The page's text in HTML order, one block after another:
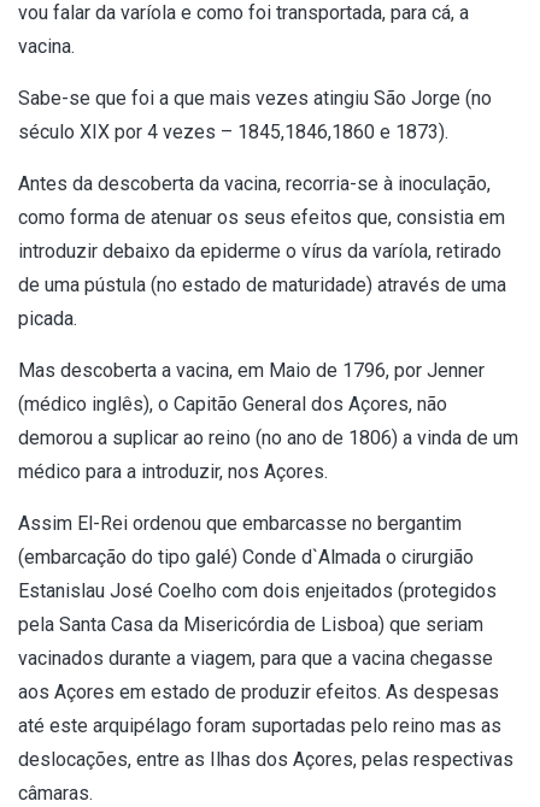
vou falar da varíola e como foi transportada, para cá, a
vacina.
Sabe-se que foi a que mais vezes atingiu São Jorge (no
século XIX por 4 vezes – 1845,1846,1860 e 1873).
Antes da descoberta da vacina, recorria-se à inoculação,
como forma de atenuar os seus efeitos que, consistia em
introduzir debaixo da epiderme o vírus da varíola, retirado
de uma pústula (no estado de maturidade) através de uma
picada.
Mas descoberta a vacina, em Maio de 1796, por Jenner
(médico inglês), o Capitão General dos Açores, não
demorou a suplicar ao reino (no ano de 1806) a vinda de um
médico para a introduzir, nos Açores.
Assim El-Rei ordenou que embarcasse no bergantim
(embarcação do tipo galé) Conde d`Almada o cirurgião
Estanislau José Coelho com dois enjeitados (protegidos
pela Santa Casa da Misericórdia de Lisboa) que seriam
vacinados durante a viagem, para que a vacina chegasse
aos Açores em estado de produzir efeitos. As despesas
até este arquipélago foram suportadas pelo reino mas as
deslocações, entre as Ilhas dos Açores, pelas respectivas
câmaras.